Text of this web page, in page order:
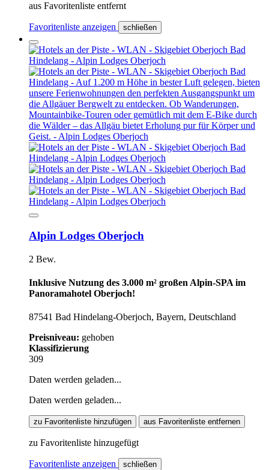
aus Favoritenliste entfernt
Favoritenliste anzeigen schließen
Alpin Lodges Oberjoch
2 Bew.
Inklusive Nutzung des 3.000 m² großen Alpin-SPA im
Panoramahotel Oberjoch!
87541 Bad Hindelang-Oberjoch, Bayern, Deutschland
Preisniveau: gehoben
Klassifizierung
309
Daten werden geladen...
Daten werden geladen...
zu Favoritenliste hinzufügen aus Favoritenliste entfernen
zu Favoritenliste hinzugefügt
Favoritenliste anzeigen schließen